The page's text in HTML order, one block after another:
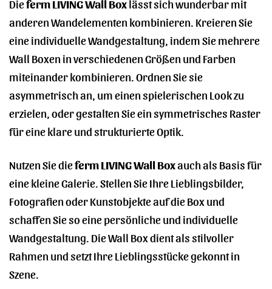
Dieferm LIVING Wall Boxlässt sich wunderbar mit
anderen Wandelementen kombinieren. Kreieren Sie
eine individuelle Wandgestaltung, indem Sie mehrere
Wall Boxen in verschiedenen Größen und Farben
miteinander kombinieren. Ordnen Sie sie
asymmetrisch an, um einen spielerischen Look zu
erzielen, oder gestalten Sie ein symmetrisches Raster
für eine klare und strukturierte Optik.
Nutzen Sie dieferm LIVING Wall Boxauch als Basis für
eine kleine Galerie. Stellen Sie Ihre Lieblingsbilder,
Fotografien oder Kunstobjekte auf die Box und
schaffen Sie so eine persönliche und individuelle
Wandgestaltung. Die Wall Box dient als stilvoller
Rahmen und setzt Ihre Lieblingsstücke gekonnt in
Szene.